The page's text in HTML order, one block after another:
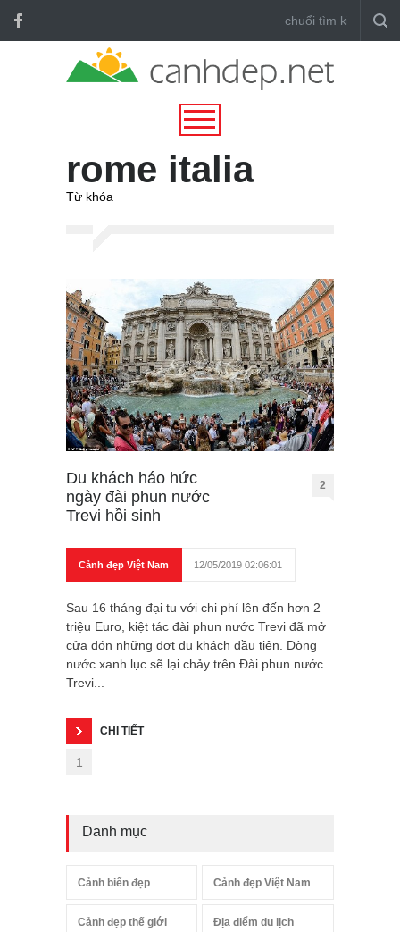
rome italia
Từ khóa
Du khách háo hức
ngày đài phun nước
Trevi hồi sinh
2
Cảnh đẹp Việt Nam 12/05/2019 02:06:01
Sau 16 tháng đại tu với chi phí lên đến hơn 2
triệu Euro, kiệt tác đài phun nước Trevi đã mở
cửa đón những đợt du khách đầu tiên. Dòng
nước xanh lục sẽ lại chảy trên Đài phun nước
Trevi...
CHI TIẾT
1
Danh mục
Cảnh biển đẹp Cảnh đẹp Việt Nam
Cảnh đẹp thế giới Địa điểm du lịch